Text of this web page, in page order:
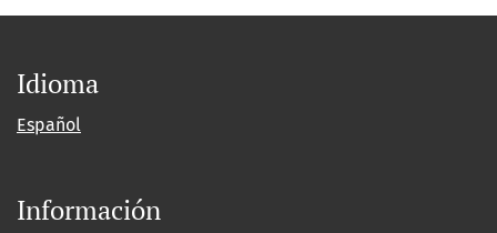
Idioma
Español
Información